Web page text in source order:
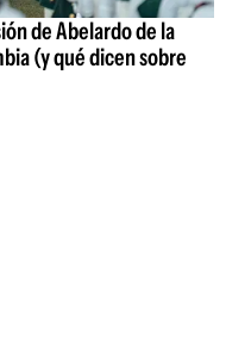
de Abelardo de la
(y qué dicen sobre